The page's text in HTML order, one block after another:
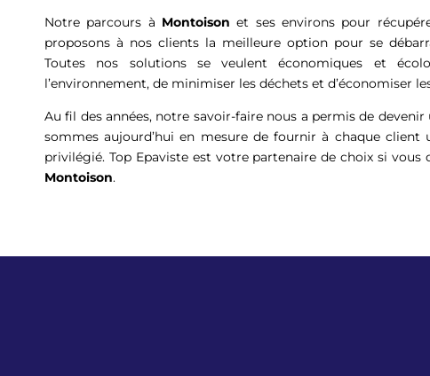
Notre parcours à Montoison et ses environs pour
proposons à nos clients la meilleure option pour se
Toutes nos solutions se veulent économiques et
l’environnement, de minimiser les déchets et d’économiser
Au fil des années, notre savoir-faire nous a permis de
sommes aujourd’hui en mesure de fournir à chaque
privilégié. Top Epaviste est votre partenaire de choix si vous
Montoison.